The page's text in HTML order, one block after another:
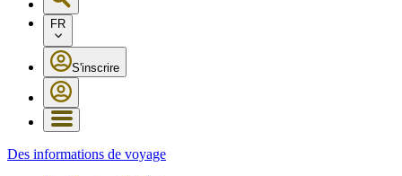
FR
S'inscrire
Des informations de voyage